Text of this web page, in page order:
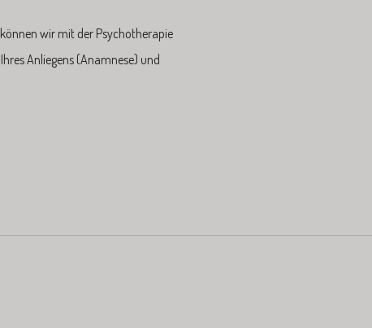
wir mit der Psychotherapie
Anliegens (Anamnese) und